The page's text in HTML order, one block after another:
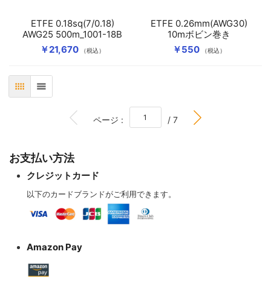
￥21,670 （税込）
ETFE 0.18sq(7/0.18)
AWG25 500m_1001-18B
￥550
（税込）
ETFE 0.26mm(AWG30)
10mボビン巻き
表 リスト
ページ :BOTTOM / 7
お支払い方法
クレジットカード
以下のカードブランドがご利用できます。
Amazon Pay